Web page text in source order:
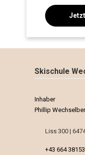
Skischule
Inhaber
Phillip
Liss 300 |
+43 664